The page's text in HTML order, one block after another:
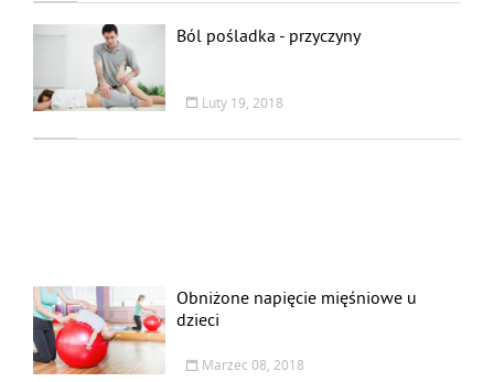
Ból pośladka - przyczyny
Luty 19, 2018
Obniżone napięcie mięśniowe u
dzieci
Marzec 08, 2018